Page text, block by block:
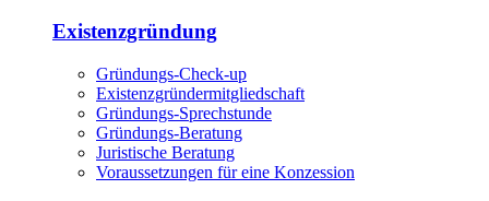
Existenzgründung
Gründungs-Check-up
Existenzgründermitgliedschaft
Gründungs-Sprechstunde
Gründungs-Beratung
Juristische Beratung
Voraussetzungen für eine Konzession